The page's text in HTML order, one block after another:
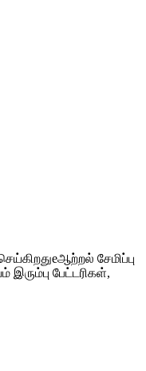
eஆற்றல் சேமிப்பு
பேட்டரிகள்,